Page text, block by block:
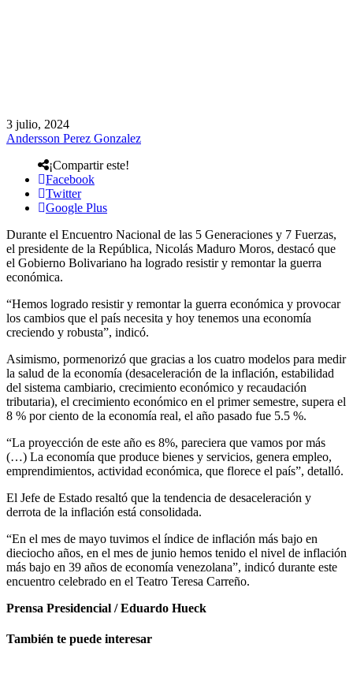
3 julio, 2024
Andersson Perez Gonzalez
¡Compartir este!
Facebook
Twitter
Google Plus
Durante el Encuentro Nacional de las 5 Generaciones y 7 Fuerzas,
el presidente de la República, Nicolás Maduro Moros, destacó que
el Gobierno Bolivariano ha logrado resistir y remontar la guerra
económica.
“Hemos logrado resistir y remontar la guerra económica y provocar
los cambios que el país necesita y hoy tenemos una economía
creciendo y robusta”, indicó.
Asimismo, pormenorizó que gracias a los cuatro modelos para medir
la salud de la economía (desaceleración de la inflación, estabilidad
del sistema cambiario, crecimiento económico y recaudación
tributaria), el crecimiento económico en el primer semestre, supera el
8 % por ciento de la economía real, el año pasado fue 5.5 %.
“La proyección de este año es 8%, pareciera que vamos por más
(…) La economía que produce bienes y servicios, genera empleo,
emprendimientos, actividad económica, que florece el país”, detalló.
El Jefe de Estado resaltó que la tendencia de desaceleración y
derrota de la inflación está consolidada.
“En el mes de mayo tuvimos el índice de inflación más bajo en
dieciocho años, en el mes de junio hemos tenido el nivel de inflación
más bajo en 39 años de economía venezolana”, indicó durante este
encuentro celebrado en el Teatro Teresa Carreño.
Prensa Presidencial / Eduardo Hueck
También te puede interesar